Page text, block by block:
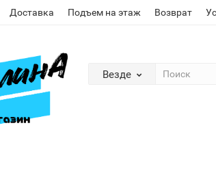
Доставка Подъем на этаж Возврат
Везде